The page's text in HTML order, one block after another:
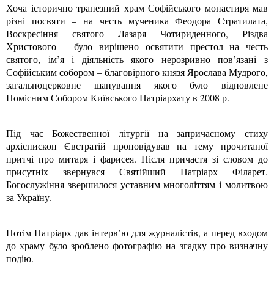
Хоча історично трапезний храм Софійського монастиря мав
різні посвяти – на честь мученика Феодора Стратилата,
Воскресіння святого Лазаря Чотириденного, Різдва
Христового – було вирішено освятити престол на честь
святого, ім’я і діяльність якого нерозривно пов’язані з
Софійським собором – благовірного князя Ярослава Мудрого,
загальноцерковне шанування якого було відновлене
Помісним Собором Київського Патріархату в 2008 р.
Під час Божественної літургії на запричасному стиху
архієпископ Євстратій проповідував на тему прочитаної
притчі про митаря і фарисея. Після причастя зі словом до
присутніх звернувся Святійший Патріарх Філарет.
Богослужіння звершилося уставним многоліттям і молитвою
за Україну.
Потім Патріарх дав інтерв’ю для журналістів, а перед входом
до храму було зроблено фотографію на згадку про визначну
подію.